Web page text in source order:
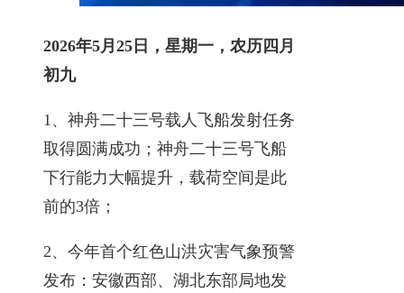
2026年5月25日，星期一，农历四月
初九
1、神舟二十三号载人飞船发射任务
取得圆满成功；神舟二十三号飞船
下行能力大幅提升，载荷空间是此
前的3倍；
2、今年首个红色山洪灾害气象预警
发布：安徽西部、湖北东部局地发